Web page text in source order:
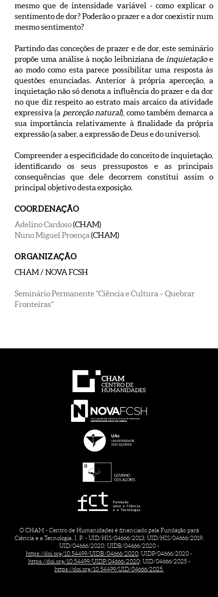
mesmo que de intensidade variável - como explicar o
sentimento de dor? Poderão o prazer e a dor coexistir num
mesmo sentimento?
Partindo das conceções de prazer e de dor, este seminário
propõe uma análise à noção leibniziana de inquietaçãoe
ao modo como esta parece possibilitar uma resposta às
questões enunciadas. Anterior à própria aperceção, a
inquietação não só denota a influência do prazer e da dor
no que diz respeito ao estrato mais arcaico da atividade
expressiva (a perceção natural), como também demarca a
sua importância relativamente à finalidade da própria
expressão (a saber, a expressão de Deus e do universo).
Compreender a especificidade do conceito de inquietação,
identificando os seus pressupostos e as principais
consequências que dele decorrem constitui assim o
principal objetivo desta exposição.
COORDENAÇÃO
Adelino Cardoso(CHAM)
Nuno Miguel Proença (CHAM)
ORGANIZAÇÃO
CHAM / NOVA FCSH
Seminário Permanente “Ciência e Cultura – Quebrar
Fronteiras”
O CHAM - Centro de Humanidades é financiado pela Fundação para
Ciência e a Tecnologia, I. P. - UID/HIS/04666/2013; UID/HIS/04666/2019;
UID/04666/2020; UIDB/04666/2020 -
https://doi.org/10.54499/UIDB/04666/2020; UIDP/04666/2020 -
https://doi.org/10.54499/UIDP/04666/2020; UID/04666/2025 -
https://doi.org/10.54499/UID/04666/2025.